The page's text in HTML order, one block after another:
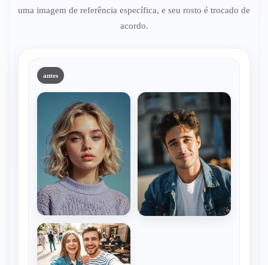
uma imagem de referência específica, e seu rosto é trocado de
acordo.
antes